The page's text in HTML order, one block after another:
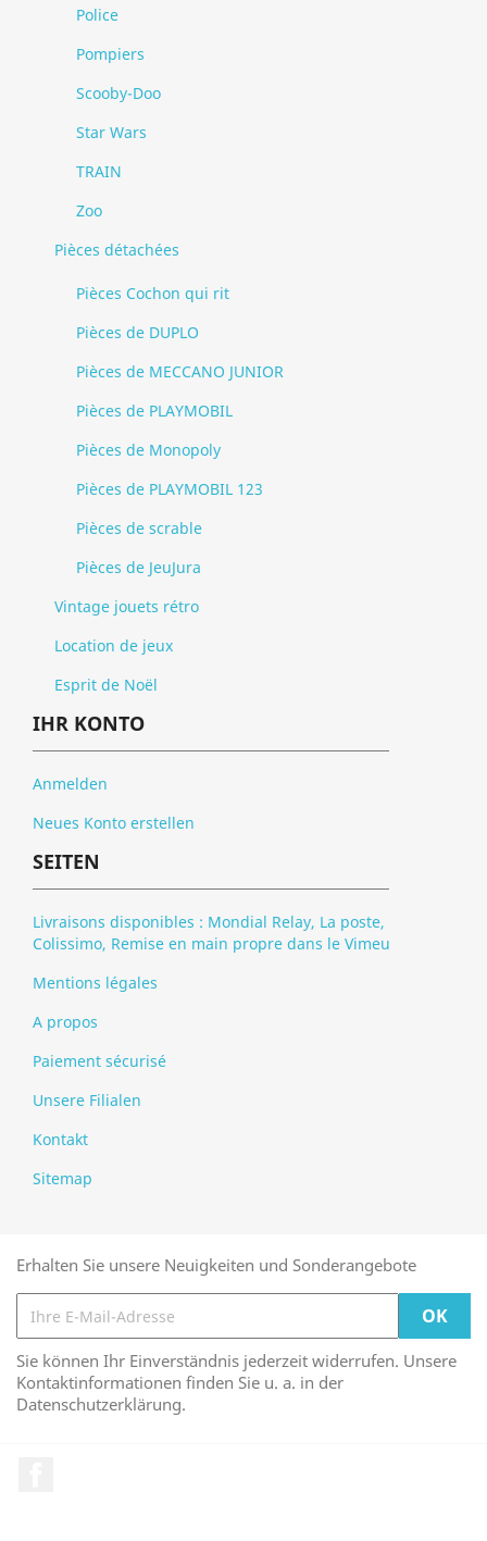
Police
Pompiers
Scooby-Doo
Star Wars
TRAIN
Zoo
Pièces détachées
Pièces Cochon qui rit
Pièces de DUPLO
Pièces de MECCANO JUNIOR
Pièces de PLAYMOBIL
Pièces de Monopoly
Pièces de PLAYMOBIL 123
Pièces de scrable
Pièces de JeuJura
Vintage jouets rétro
Location de jeux
Esprit de Noël
IHR KONTO
Anmelden
Neues Konto erstellen
SEITEN
Livraisons disponibles : Mondial Relay, La poste,
Colissimo, Remise en main propre dans le Vimeu
Mentions légales
A propos
Paiement sécurisé
Unsere Filialen
Kontakt
Sitemap
Erhalten Sie unsere Neuigkeiten und Sonderangebote
Sie können Ihr Einverständnis jederzeit widerrufen. Unsere
Kontaktinformationen finden Sie u. a. in der
Datenschutzerklärung.